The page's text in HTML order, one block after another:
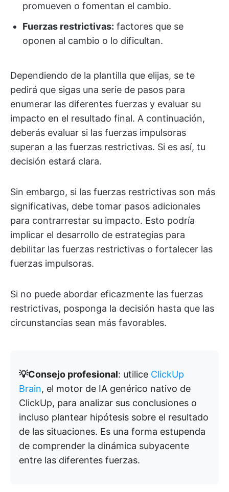
promueven o fomentan el cambio.
Fuerzas restrictivas: factores que se
oponen al cambio o lo dificultan.
Dependiendo de la plantilla que elijas, se te
pedirá que sigas una serie de pasos para
enumerar las diferentes fuerzas y evaluar su
impacto en el resultado final. A continuación,
deberás evaluar si las fuerzas impulsoras
superan a las fuerzas restrictivas. Si es así, tu
decisión estará clara.
Sin embargo, si las fuerzas restrictivas son más
significativas, debe tomar pasos adicionales
para contrarrestar su impacto. Esto podría
implicar el desarrollo de estrategias para
debilitar las fuerzas restrictivas o fortalecer las
fuerzas impulsoras.
Si no puede abordar eficazmente las fuerzas
restrictivas, posponga la decisión hasta que las
circunstancias sean más favorables.
💡Consejo profesional: utilice ClickUp
Brain, el motor de IA genérico nativo de
ClickUp, para analizar sus conclusiones o
incluso plantear hipótesis sobre el resultado
de las situaciones. Es una forma estupenda
de comprender la dinámica subyacente
entre las diferentes fuerzas.